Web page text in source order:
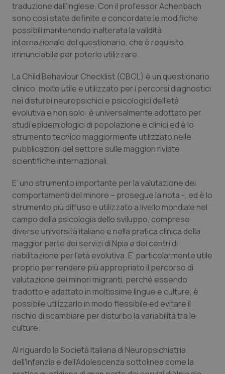
Puglia
Sardegna
Sicilia
Toscana
Umbria
Valle D’Aosta
Malattie rare
Malattia di Crohn & Rettocolite Ulcerosa
Neuroscienze & patologie neurodegenerative
Obesità
Oftalmologia
Oncodermatologia
Oncologia & Nutrizione
Psoriasi & pelle
Quotidiano Cardiologia
Quotidiano Chirurgia
Quotidiano Oncologia
Quotidiano Pediatria
Rene & patologie urogenitali
traduzione dall’inglese. Con il professor Achenbach
sono così state definite e concordate le modifiche
possibili mantenendo inalterata la validità
internazionale del questionario, che è requisito
irrinunciabile per poterlo utilizzare.
La Child Behaviour Checklist (CBCL) è un questionario
clinico, molto utile e utilizzato per i percorsi diagnostici
nei disturbi neuropsichici e psicologici dell’età
evolutiva e non solo: è universalmente adottato per
studi epidemiologici di popolazione e clinici ed è lo
strumento tecnico maggiormente utilizzato nelle
pubblicazioni del settore sulle maggiori riviste
scientifiche internazionali.
E’ uno strumento importante per la valutazione dei
comportamenti del minore – prosegue la nota -, ed è lo
strumento più diffuso e utilizzato a livello mondiale nel
campo della psicologia dello sviluppo, comprese
diverse università italiane e nella pratica clinica della
maggior parte dei servizi di Npia e dei centri di
riabilitazione per l’età evolutiva. E’ particolarmente utile
proprio per rendere più appropriato il percorso di
valutazione dei minori migranti, perché essendo
tradotto e adattato in moltissime lingue e culture, è
possibile utilizzarlo in modo flessibile ed evitare il
rischio di scambiare per disturbo la variabilità tra le
culture.
Al riguardo la Società Italiana di Neuropsichiatria
dell’Infanzia e dell’Adolescenza sottolinea come la